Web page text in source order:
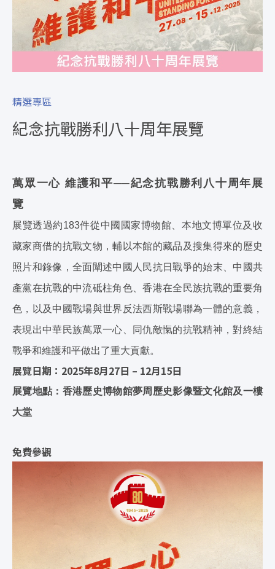
精選專區
紀念抗戰勝利八十周年展覽
萬眾一心 維護和平──紀念抗戰勝利八十周年展
覽
展覽透過約183件從中國國家博物館、本地文博單位及收
藏家商借的抗戰文物，輔以本館的藏品及搜集得來的歷史
照片和錄像，全面闡述中國人民抗日戰爭的始末、中國共
產黨在抗戰的中流砥柱角色、香港在全民族抗戰的重要角
色，以及中國戰場與世界反法西斯戰場聯為一體的意義，
表現出中華民族萬眾一心、同仇敵愾的抗戰精神，對終結
戰爭和維護和平做出了重大貢獻。
展覽日期：2025年8月27日 – 12月15日
展覽地點：香港歷史博物館夢周歷史影像暨文化館及一樓
大堂
免費參觀